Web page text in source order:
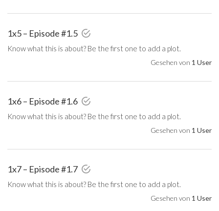
1x5 – Episode #1.5
Know what this is about? Be the first one to add a plot.
Gesehen von 1 User
1x6 – Episode #1.6
Know what this is about? Be the first one to add a plot.
Gesehen von 1 User
1x7 – Episode #1.7
Know what this is about? Be the first one to add a plot.
Gesehen von 1 User